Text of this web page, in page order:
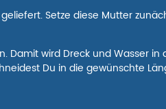
Setze diese Mutter
wird Dreck und Wasser
Du in die gewünschte